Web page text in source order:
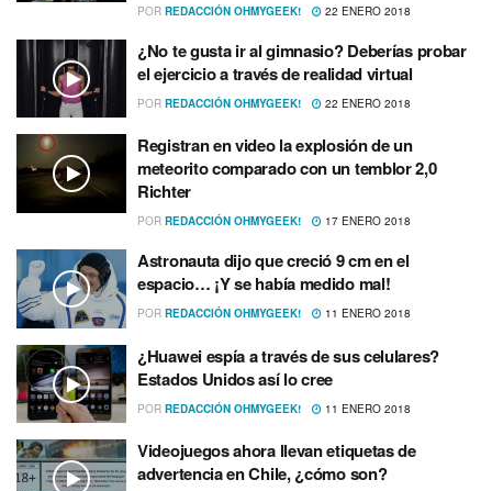
POR REDACCIÓN OHMYGEEK! 22 ENERO 2018
¿No te gusta ir al gimnasio? Deberí­as probar
el ejercicio a través de realidad virtual
POR REDACCIÓN OHMYGEEK! 22 ENERO 2018
Registran en video la explosión de un
meteorito comparado con un temblor 2,0
Richter
POR REDACCIÓN OHMYGEEK! 17 ENERO 2018
Astronauta dijo que creció 9 cm en el
espacio… ¡Y se habí­a medido mal!
POR REDACCIÓN OHMYGEEK! 11 ENERO 2018
¿Huawei espí­a a través de sus celulares?
Estados Unidos así­ lo cree
POR REDACCIÓN OHMYGEEK! 11 ENERO 2018
Videojuegos ahora llevan etiquetas de
advertencia en Chile, ¿cómo son?